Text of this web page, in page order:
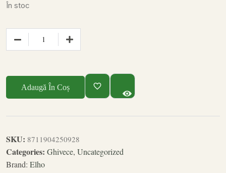
În stoc
Adaugă În Coș
SKU: 8711904250928
Categories: Ghivece, Uncategorized
Brand: Elho